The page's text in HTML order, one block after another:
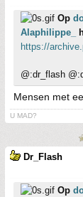
Op
Alaphilippe_
https://
@:dr_flash
Mensen met
U MAD?
Dr_Flash
Op